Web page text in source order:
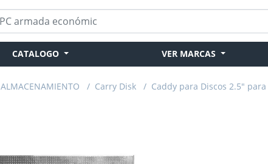
CATALOGO VER MARCAS
ALMACENAMIENTO / Carry Disk / Caddy para Discos 2.5"